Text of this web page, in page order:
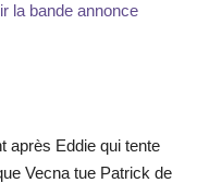
la bande annonce
après Eddie qui tente
Vecna tue Patrick de